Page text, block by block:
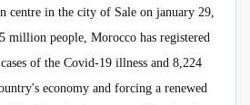
centre in the city of Sale on january 29,
million people, Morocco has registered
of the Covid-19 illness and 8,224
economy and forcing a renewed